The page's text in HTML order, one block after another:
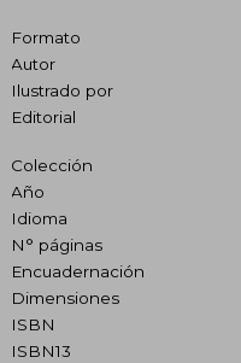
Formato
Autor
Ilustrado por
Editorial
Colección
Año
Idioma
N° páginas
Encuadernación
Dimensiones
ISBN
ISBN13